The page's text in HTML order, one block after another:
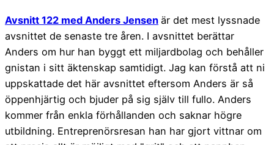
Avsnitt 122 med Anders Jensen är det mest lyssnade
avsnittet de senaste tre åren. I avsnittet berättar
Anders om hur han byggt ett miljardbolag och behåller
gnistan i sitt äktenskap samtidigt. Jag kan förstå att ni
uppskattade det här avsnittet eftersom Anders är så
öppenhjärtig och bjuder på sig själv till fullo. Anders
kommer från enkla förhållanden och saknar högre
utbildning. Entreprenörsresan han har gjort vittnar om